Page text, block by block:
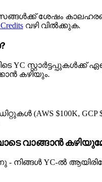
ശേഷം
വഴി വിൽക്കുക.
YC
കഴിയും.
(AWS
വാങ്ങാൻ
YC-ൽ